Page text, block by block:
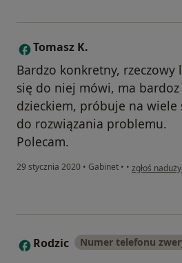
T Tomasz K.
Bardzo konkretny, rzeczowy
się do niej mówi, ma
dzieckiem, próbuje na wiele
do rozwiązania problemu.
Polecam.
29 stycznia 2020 • Gabinet • • w opinii
zgłoś
R Rodzic Numer telefonu